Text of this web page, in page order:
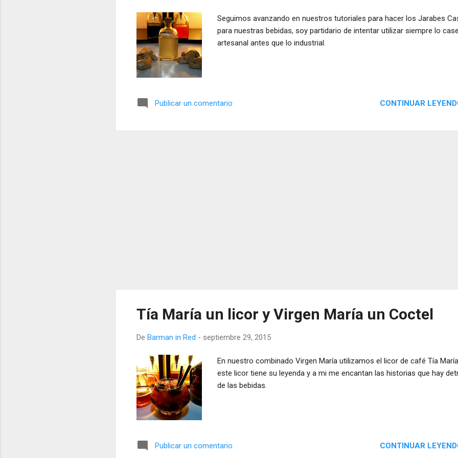
Seguimos avanzando en nuestros tutoriales para hacer los Jarabes
para nuestras bebidas, soy partidario de intentar utilizar siempre lo
artesanal antes que lo industrial.
Publicar un comentario CONTINUAR
Tía María un licor y Virgen María un Coctel
De Barman in Red - septiembre 29, 2015
En nuestro combinado Virgen María utilizamos el licor de café Tía
este licor tiene su leyenda y a mi me encantan las historias que hay
de las bebidas.
Publicar un comentario CONTINUAR